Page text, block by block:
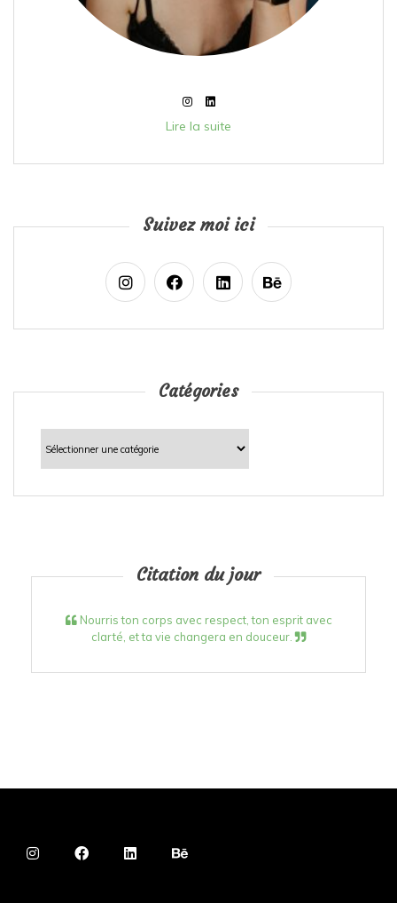
Lire la suite
Suivez moi ici
Catégories
Catégories
Citation du jour
Nourris ton corps avec respect, ton esprit avec
clarté, et ta vie changera en douceur.